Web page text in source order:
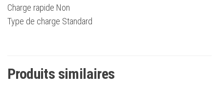
Charge rapide Non
Type de charge Standard
Produits similaires